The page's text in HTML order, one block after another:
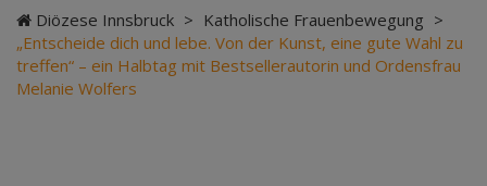
Diözese Innsbruck > Katholische Frauenbewegung >
„Entscheide dich und lebe. Von der Kunst, eine gute Wahl zu
treffen“ – ein Halbtag mit Bestsellerautorin und Ordensfrau
Melanie Wolfers